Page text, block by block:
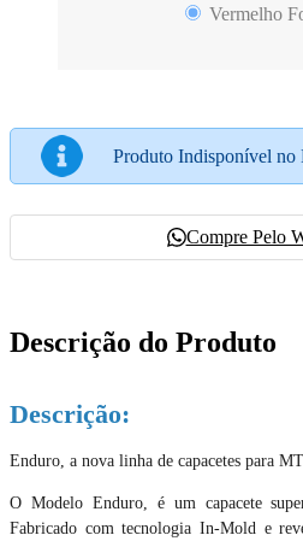
Vermelho
Produto Indisponível no
Compre Pelo
Descrição do Produto
Descrição:
Enduro, a nova linha de capacetes para
O Modelo Enduro, é um capacete
Fabricado com tecnologia In-Mold e